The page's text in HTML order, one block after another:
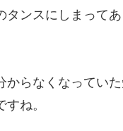
ンスにしまって
らなくなってい
ね。